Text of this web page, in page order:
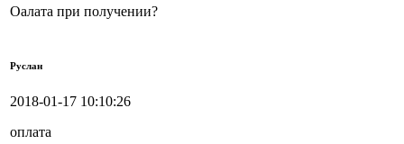
Оалата при получении?
Руслан
2018-01-17 10:10:26
оплата